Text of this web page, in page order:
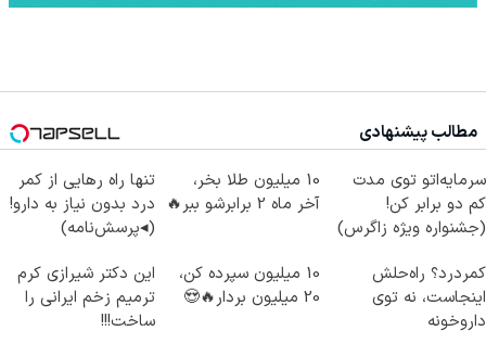
مطالب پیشنهادی
سرمایه‌اتو توی مدت
کم دو برابر کن!
(جشنواره ویژه زاگرس)
10 میلیون طلا بخر،
آخر ماه 2 برابرشو ببر🔥
تنها راه رهایی از کمر
درد بدون نیاز به دارو!
(◂پرسش‌نامه)
کمردرد؟ راه‌حلش
اینجاست، نه توی
داروخونه
10 میلیون سپرده کن،
20 میلیون بردار🔥😍
این دکتر شیرازی کرم
ترمیم زخم ایرانی را
ساخت!!!